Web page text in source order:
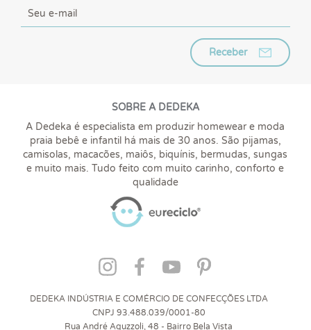
Receber
SOBRE A DEDEKA
A Dedeka é especialista em produzir homewear e moda
praia bebê e infantil há mais de 30 anos. São pijamas,
camisolas, macacões, maiôs, biquínis, bermudas, sungas
e muito mais. Tudo feito com muito carinho, conforto e
qualidade
DEDEKA INDÚSTRIA E COMÉRCIO DE CONFECÇÕES LTDA
CNPJ 93.488.039/0001-80
Rua André Aguzzoli, 48 - Bairro Bela Vista